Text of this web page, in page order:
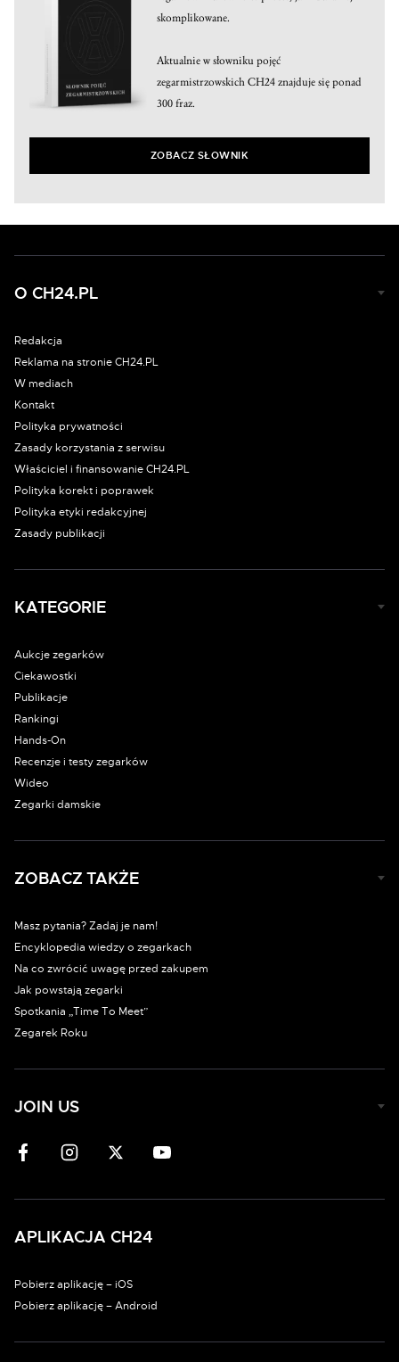
skomplikowane.
Aktualnie w słowniku pojęć
zegarmistrzowskich CH24 znajduje się ponad
300 fraz.
ZOBACZ SŁOWNIK
O CH24.PL
Redakcja
Reklama na stronie CH24.PL
W mediach
Kontakt
Polityka prywatności
Zasady korzystania z serwisu
Właściciel i finansowanie CH24.PL
Polityka korekt i poprawek
Polityka etyki redakcyjnej
Zasady publikacji
KATEGORIE
Aukcje zegarków
Ciekawostki
Publikacje
Rankingi
Hands-On
Recenzje i testy zegarków
Wideo
Zegarki damskie
ZOBACZ TAKŻE
Masz pytania? Zadaj je nam!
Encyklopedia wiedzy o zegarkach
Na co zwrócić uwagę przed zakupem
Jak powstają zegarki
Spotkania „Time To Meet”
Zegarek Roku
JOIN US
APLIKACJA CH24
Pobierz aplikację – iOS
Pobierz aplikację – Android